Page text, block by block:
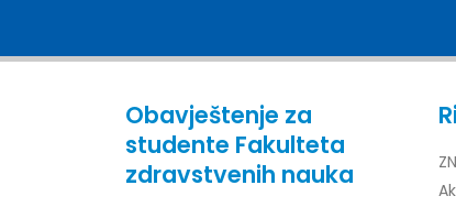
Obavještenje za
studente Fakulteta
zdravstvenih nauka